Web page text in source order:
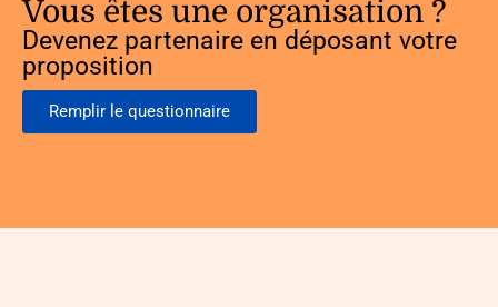
Vous êtes une organisation ?
Devenez partenaire en déposant votre
proposition
Remplir le questionnaire